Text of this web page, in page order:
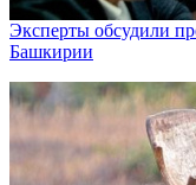
Эксперты обсудили
Башкирии